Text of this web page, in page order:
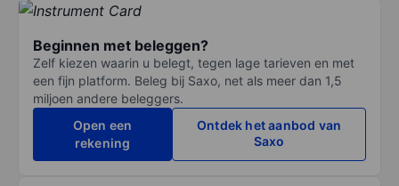
Beginnen met beleggen?
Zelf kiezen waarin u belegt, tegen lage tarieven en met
een fijn platform. Beleg bij Saxo, net als meer dan 1,5
miljoen andere beleggers.
Open een
rekening
Ontdek het aanbod van
Saxo